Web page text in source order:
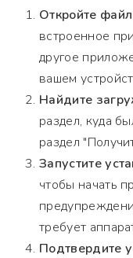
Откройте
встроенное
другое
вашем
Найдите
раздел, куда
раздел
Запустите
чтобы начать
требует
Подтвердите